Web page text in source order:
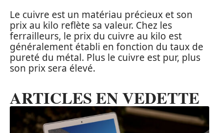
Le cuivre est un matériau précieux et son
prix au kilo reflète sa valeur. Chez les
ferrailleurs, le prix du cuivre au kilo est
généralement établi en fonction du taux de
pureté du métal. Plus le cuivre est pur, plus
son prix sera élevé.
ARTICLES EN VEDETTE